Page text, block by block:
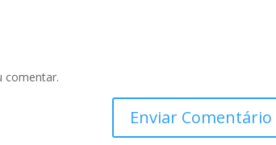
comentar.